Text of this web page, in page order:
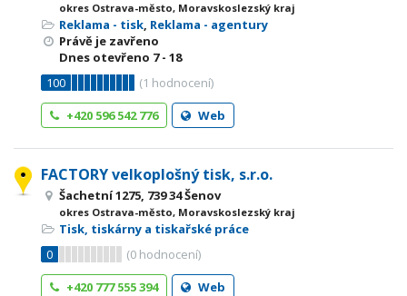
okres Ostrava-město, Moravskoslezský kraj
Reklama - tisk, Reklama - agentury
Právě je zavřeno
Dnes otevřeno 7 - 18
100
(1 hodnocení)
+420 596 542 776
Web
FACTORY velkoplošný tisk, s.r.o.
Šachetní 1275, 739 34 Šenov
okres Ostrava-město, Moravskoslezský kraj
Tisk, tiskárny a tiskařské práce
0
(0 hodnocení)
+420 777 555 394
Web